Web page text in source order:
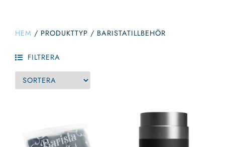
HEM / PRODUKTTYP / BARISTATILLBEHÖR
FILTRERA